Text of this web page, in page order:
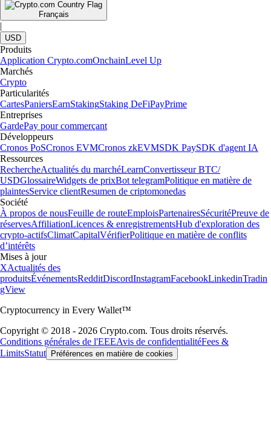
Français
|
USD
Produits
Application Crypto.comOnchainLevel Up
Marchés
Crypto
Particularités
CartesPaniersEarnStakingStaking DeFiPayPrime
Entreprises
GardePay pour commerçant
Développeurs
Cronos PoSCronos EVMCronos zkEVMSDK PaySDK d'agent IA
Ressources
RechercheActualités du marchéLearnConvertisseur BTC/
USDGlossaireWidgets de prixBot telegramPolitique en matière de
plaintesService clientResumen de criptomonedas
Société
À propos de nousFeuille de routeEmploisPartenairesSécuritéPreuve de
réservesAffiliationLicences & enregistrementsHub d'exploration des
crypto-actifsClimatCapitalVérifierPolitique en matière de conflits
d’intérêts
Mises à jour
XActualités des
produitsÉvénementsRedditDiscordInstagramFacebookLinkedinTradin
gView
Cryptocurrency in Every Wallet™
Copyright © 2018 - 2026 Crypto.com. Tous droits réservés.
Conditions générales de l'EEEAvis de confidentialitéFees &
LimitsStatut Préférences en matière de cookies